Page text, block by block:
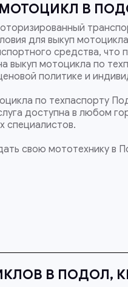
В
для выкуп
средства, что
выкуп мотоцикла по
политике и
по техпаспорту
доступна в любом
специалистов.
свою мототехнику в
В ПОДОЛ,